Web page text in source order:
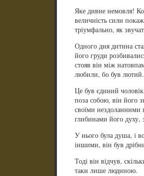
Яке дивне немовля!
величність сили
тріумфально, як
Одного дня дитина
його груди
стояв він між
любили, бо був лютий.
Це був єдиний
поза собою, він його
своїми нездоланними
глибинами його духу,
У нього була душа, і
іншими, він був
Тоді він відчув,
таки лише людиною.